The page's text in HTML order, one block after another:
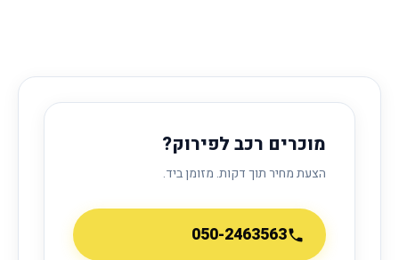
מוכרים רכב לפירוק?
הצעת מחיר תוך דקות. מזומן ביד.
050-2463563